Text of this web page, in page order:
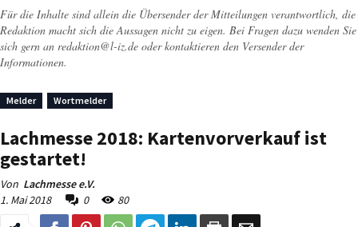
Für die Inhalte sind allein die Übersender der Mitteilungen verantwortlich, die
Redaktion macht sich die Aussagen nicht zu eigen. Bei Fragen dazu wenden Sie
sich gern an redaktion@l-iz.de oder kontaktieren den Versender der
Informationen.
Melder Wortmelder
Lachmesse 2018: Kartenvorverkauf ist
gestartet!
Von Lachmesse e.V.
1. Mai 2018
0 80